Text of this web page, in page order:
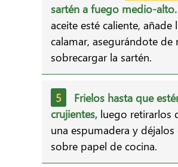
sartén a fuego medio-alto.
aceite esté caliente, añade
calamar, asegurándote de
sobrecargar la sartén.
Frielos hasta que
crujientes, luego retirarlos
una espumadera y déjalos
sobre papel de cocina.